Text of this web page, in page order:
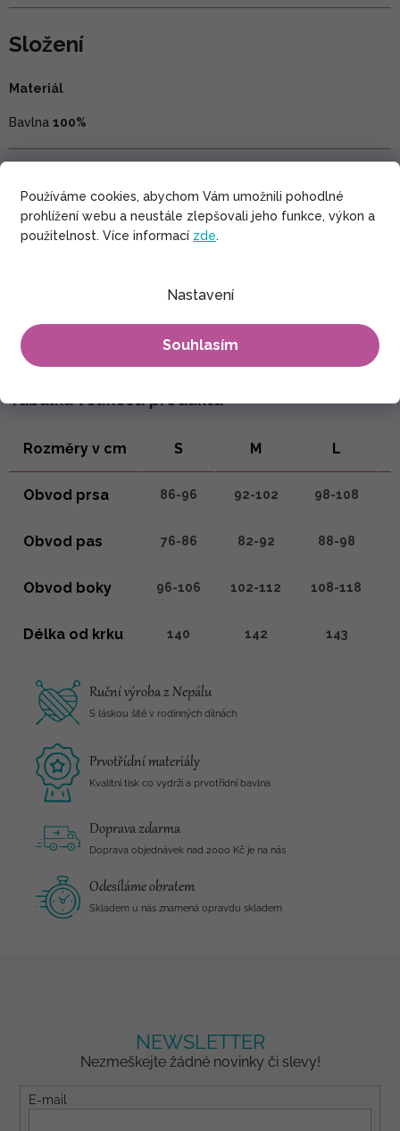
Používáme cookies, abychom Vám umožnili pohodlné
prohlížení webu a neustále zlepšovali jeho funkce, výkon a
použitelnost. Více informací zde.
Nastavení
Souhlasím
Složení
Materiál
Bavlna 100%
Šetrné praní v pračce při teplotě max. 30°C. Nesmí se bělit.
Sušení výrobku nejlépe ve stínu. Žehlení při teplotě max. 150°C
Tabulka velikostí produktu
Rozměry v cm S M L
Obvod prsa 86-96 92-102 98-108
Obvod pas 76-86 82-92 88-98
Obvod boky 96-106 102-112 108-118
Délka od krku 140 142 143
Ruční výroba z Nepálu
S láskou šité v rodinných dílnách
Prvotřídní materiály
Kvalitní tisk co vydrží a prvotřídní bavlna
Doprava zdarma
Doprava objednávek nad 2000 Kč je na nás
Odesíláme obratem
Skladem u nás znamená opravdu skladem
NEWSLETTER
Nezmeškejte žádné novinky či slevy!
E-mail